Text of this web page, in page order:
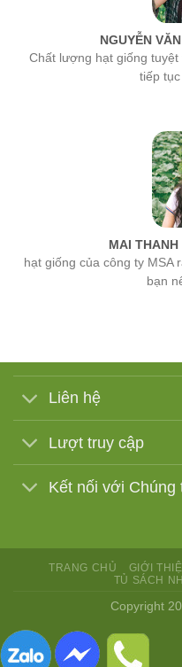
NGUYỄN
Chất lượng hạt giống
tiếp
MAI
hạt giống của công ty MSA
bạn
Liên hệ
Lượt truy cập
Kết nối với Chúng
TRANG CHỦ GIỚI
TỦ SÁCH
Copyright